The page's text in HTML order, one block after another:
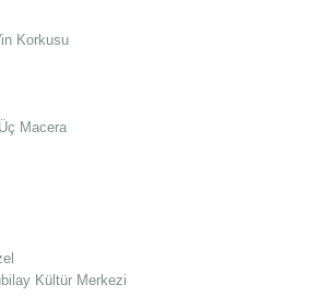
Korkusu
Macera
Kültür Merkezi